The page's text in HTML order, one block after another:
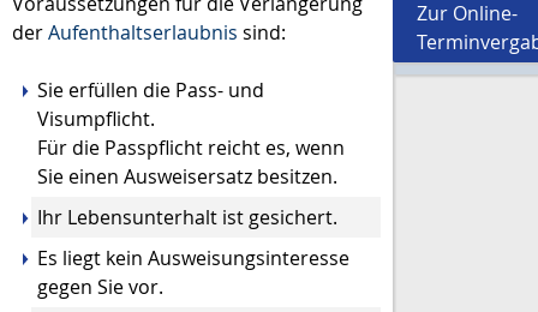
derAufenthaltserlaubnis sind:
Sie erfüllen die Pass- und
Visumpflicht.
Für die Passpflicht reicht es, wenn
Sie einen Ausweisersatz besitzen.
Ihr Lebensunterhalt ist gesichert.
Es liegt kein Ausweisungsinteresse
gegen Sie vor.
Zur Online-